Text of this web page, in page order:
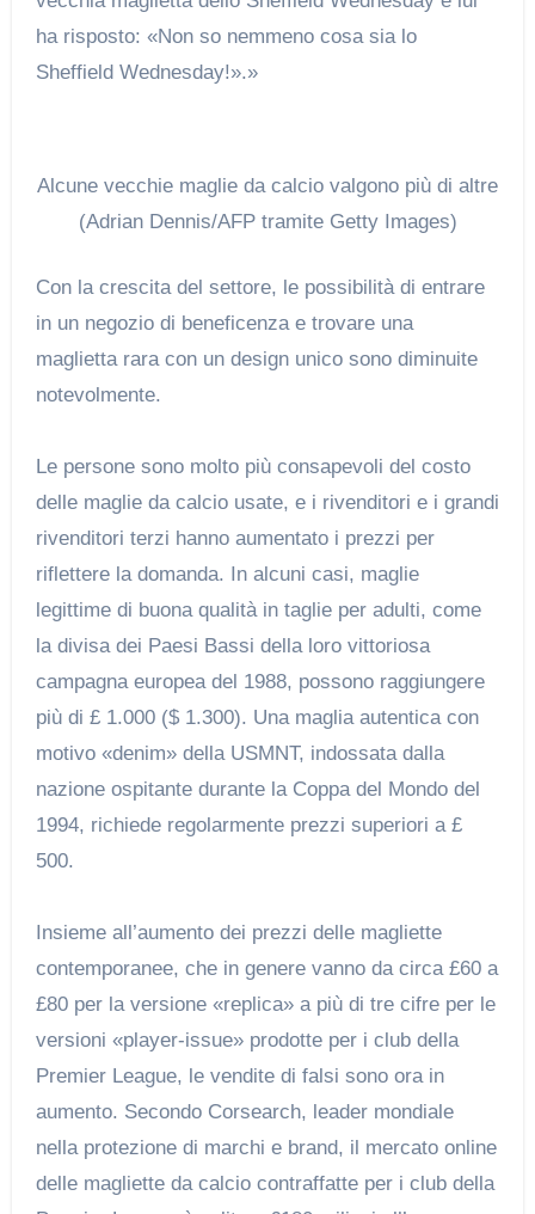
ha risposto: «Non so nemmeno cosa sia lo
Sheffield Wednesday!».»
Alcune vecchie maglie da calcio valgono più di altre
(Adrian Dennis/AFP tramite Getty Images)
Con la crescita del settore, le possibilità di entrare
in un negozio di beneficenza e trovare una
maglietta rara con un design unico sono diminuite
notevolmente.
Le persone sono molto più consapevoli del costo
delle maglie da calcio usate, e i rivenditori e i grandi
rivenditori terzi hanno aumentato i prezzi per
riflettere la domanda. In alcuni casi, maglie
legittime di buona qualità in taglie per adulti, come
la divisa dei Paesi Bassi della loro vittoriosa
campagna europea del 1988, possono raggiungere
più di £ 1.000 ($ 1.300). Una maglia autentica con
motivo «denim» della USMNT, indossata dalla
nazione ospitante durante la Coppa del Mondo del
1994, richiede regolarmente prezzi superiori a £
500.
Insieme all’aumento dei prezzi delle magliette
contemporanee, che in genere vanno da circa £60 a
£80 per la versione «replica» a più di tre cifre per le
versioni «player-issue» prodotte per i club della
Premier League, le vendite di falsi sono ora in
aumento. Secondo Corsearch, leader mondiale
nella protezione di marchi e brand, il mercato online
delle magliette da calcio contraffatte per i club della